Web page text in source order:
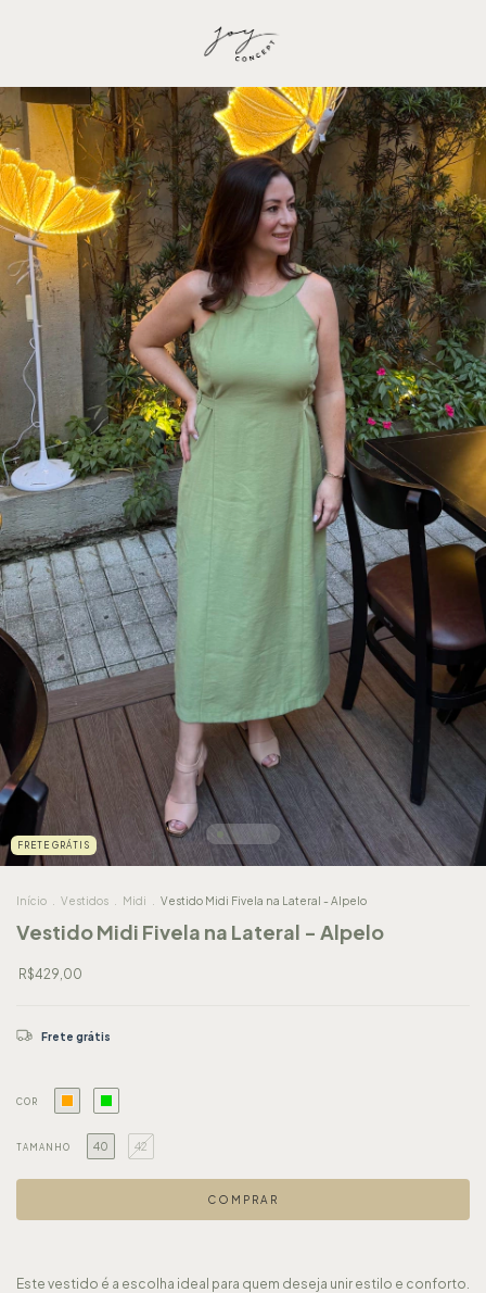
FRETE GRÁTIS
Início Vestidos Midi Vestido Midi Fivela na Lateral - Alpelo
Vestido Midi Fivela na Lateral - Alpelo
R$429,00
Frete grátis
COR
TAMANHO 40 42
Este vestido é a escolha ideal para quem deseja unir estilo e conforto.